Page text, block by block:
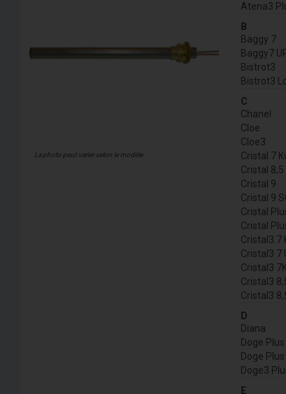
La photo peut varier selon le modèle
Atena3
B
Baggy 7
Baggy7
Bistrot3
Bistrot3
C
Chanel
Cloe
Cloe3
Cristal 7
Cristal 8,5
Cristal 9
Cristal 9
Cristal
Cristal
Cristal3 7
Cristal3 7
Cristal3
Cristal3
Cristal3
D
Diana
Doge Plus
Doge
Doge3
E